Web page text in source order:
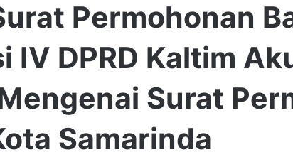
Permohonan
IV DPRD Kaltim
Surat
Samarinda